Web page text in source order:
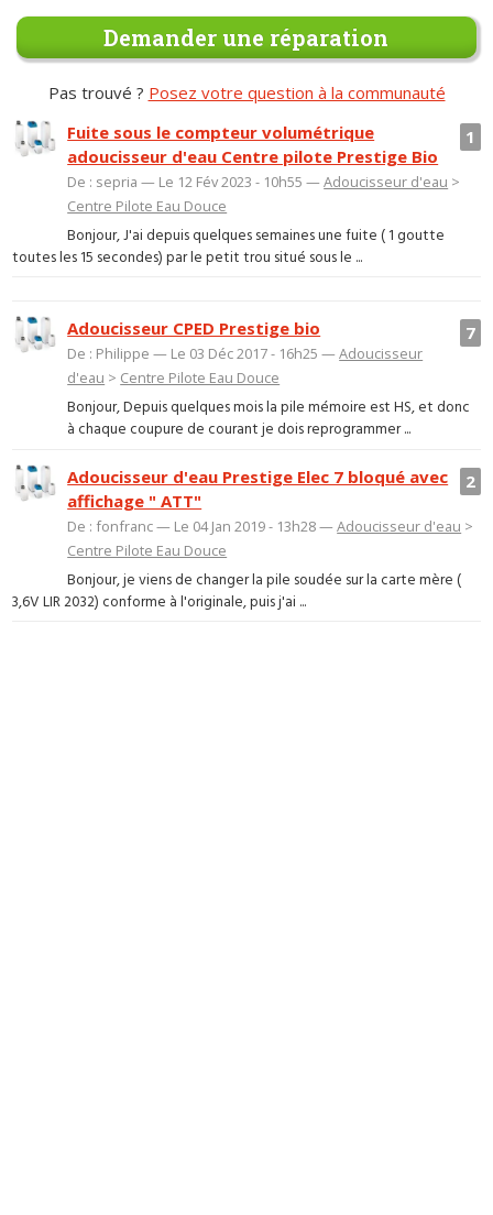
Demander une réparation
Pas trouvé ? Posez votre question à la communauté
1
Fuite sous le compteur volumétrique
adoucisseur d'eau Centre pilote Prestige Bio
De : sepria — Le 12 Fév 2023 - 10h55 —Adoucisseur d'eau >
Centre Pilote Eau Douce
Bonjour, J'ai depuis quelques semaines une fuite ( 1 goutte
toutes les 15 secondes) par le petit trou situé sous le ...
7
Adoucisseur CPED Prestige bio
De : Philippe — Le 03 Déc 2017 - 16h25 —Adoucisseur
d'eau > Centre Pilote Eau Douce
Bonjour, Depuis quelques mois la pile mémoire est HS, et donc
à chaque coupure de courant je dois reprogrammer ...
2
Adoucisseur d'eau Prestige Elec 7 bloqué avec
affichage " ATT"
De : fonfranc — Le 04 Jan 2019 - 13h28 —Adoucisseur d'eau >
Centre Pilote Eau Douce
Bonjour, je viens de changer la pile soudée sur la carte mère (
3,6V LIR 2032) conforme à l'originale, puis j'ai ...